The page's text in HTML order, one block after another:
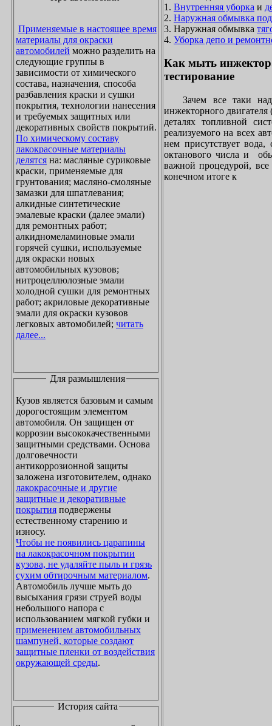
Применяемые в настоящее время
материалы для окраски
автомобилей можно разделить на
следующие группы в
зависимости от химического
состава, назначения, способа
разбавления краски и сушки
покрытия, технологии нанесения
и требуемых защитных или
декоративных свойств покрытий.
По химическому составу
лакокрасочные материалы
делятся на: масляные суриковые
краски, применяемые для
грунтования; масляно-смоляные
замазки для шпатлевания;
алкидные синтетические
эмалевые краски (далее эмали)
для ремонтных работ;
алкидномеламиновые эмали
горячей сушки, используемые
для окраски новых
автомобильных кузовов;
нитроцеллюлозные эмали
холодной сушки для ремонтных
работ; акриловые декоративные
эмали для окраски кузовов
легковых автомобилей; читать
далее...
Для размышления
Кузов является базовым и самым
дорогостоящим элементом
автомобиля. Он защищен от
коррозии высококачественными
защитными средствами. Основа
долговечности
антикоррозионной защиты
заложена изготовителем, однако
лакокрасочные и другие
защитные и декоративные
покрытия подвержены
естественному старению и
износу.
Чтобы не появились царапины
на лакокрасочном покрытии
кузова, не удаляйте пыль и грязь
сухим обтирочным материалом.
Автомобиль лучше мыть до
высыхания грязи струей воды
небольшого напора с
использованием мягкой губки и
применением автомобильных
шампуней, которые создают
защитные пленки от воздействия
окружающей среды.
История сайта
1. Внутренняя уборка и
2. Наружная обмывка
3. Наружная обмывка
4. Уборка депо и
Как мыть
тестирование
Зачем все таки
инжекторного
деталях топливной
реализуемого на всех
нем присутствует
октанового числа и
важной процедурой, все
конечном итоге к